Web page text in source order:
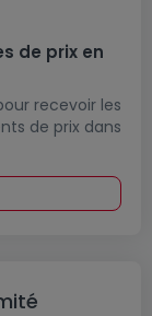
de prix en
recevoir les
de prix dans